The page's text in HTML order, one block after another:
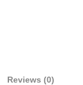
Reviews (0)